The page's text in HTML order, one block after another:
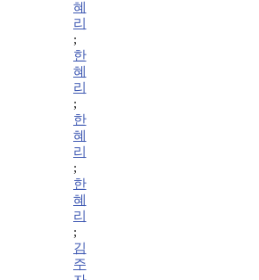
혜
리
;
한
혜
리
;
한
혜
리
;
한
혜
리
;
김
주